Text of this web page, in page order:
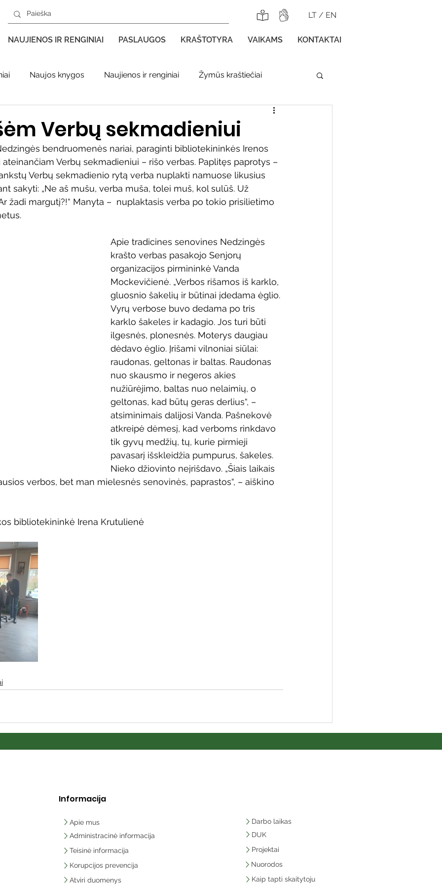
LT / EN
NAUJIENOS IR RENGINIAI PASLAUGOS KRAŠTOTYRA VAIKAMS KONTAKTAI
Naujos knygos Naujienos ir renginiai Žymūs kraštiečiai
Kilnojamos parodos
Adolfo Ramanausko–Vanago premija
Literatai Literatų klubo veikla Naujos knygos vaikams
Žymios datos Mobilioji biblioteka
Verbų sekmadieniui
bendruomenės nariai, paraginti bibliotekininkės Irenos
Verbų sekmadieniui – rišo verbas. Paplitęs paprotys –
Verbų sekmadienio rytą verba nuplakti namuose likusius
sakyti: „Ne aš mušu, verba muša, tolei muš, kol sulūš. Už
žadi margutį?!“ Manyta –  nuplaktasis verba po tokio prisilietimo
Apie tradicines senovines Nedzingės
krašto verbas pasakojo Senjorų
organizacijos pirmininkė Vanda
Mockevičienė. „Verbos rišamos iš karklo,
gluosnio šakelių ir būtinai įdedama ėglio.
Vyrų verbose buvo dedama po tris
karklo šakeles ir kadagio. Jos turi būti
ilgesnės, plonesnės. Moterys daugiau
dėdavo ėglio. Įrišami vilnoniai siūlai:
raudonas, geltonas ir baltas. Raudonas
nuo skausmo ir negeros akies
nužiūrėjimo, baltas nuo nelaimių, o
geltonas, kad būtų geras derlius“, –
atsiminimais dalijosi Vanda. Pašnekovė
atkreipė dėmesį, kad verboms rinkdavo
tik gyvų medžių, tų, kurie pirmieji
pavasarį išskleidžia pumpurus, šakeles.
Nieko džiovinto neįrišdavo. „Šiais laikais
verbos, bet man mielesnės senovinės, paprastos“, – aiškino
bibliotekininkė Irena Krutulienė
Informacija
Apie mus
Administracinė informacija
Teisinė informacija
Korupcijos prevencija
Atviri duomenys
Darbo laikas
DUK
Projektai
Nuorodos
Kaip tapti skaitytoju